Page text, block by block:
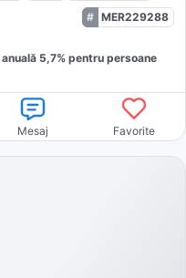
MER229288
anuală 5,7% pentru persoane
Mesaj Favorite